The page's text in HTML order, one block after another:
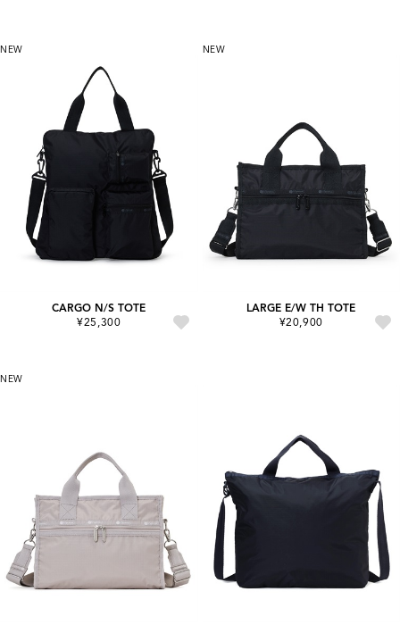
NEW
CARGO N/S TOTE
¥25,300
NEW
LARGE E/W TH TOTE
¥20,900
NEW